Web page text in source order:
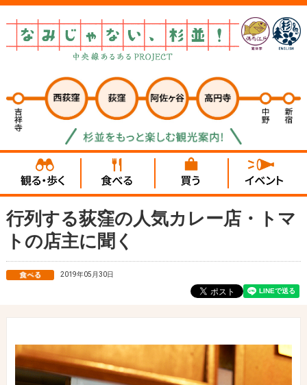
行列する荻窪の人気カレー店・トマ
トの店主に聞く
2019年05月30日